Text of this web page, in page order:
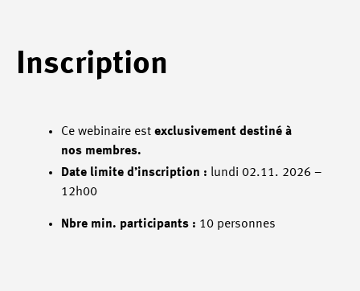
Inscription
Ce webinaire est exclusivement destiné à
nos membres.
Date limite d’inscription : lundi 02.11. 2026 –
12h00
Nbre min. participants : 10 personnes